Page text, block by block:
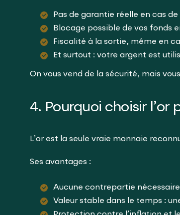
Pas de garantie réelle en cas
Blocage possible de vos fonds
Fiscalité à la sortie, même en
Et surtout : votre argent est
On vous vend de la sécurité, mais
4. Pourquoi choisir l’or
L’or est la seule vraie monnaie
Ses avantages :
Aucune contrepartie nécessaire
Valeur stable dans le temps :